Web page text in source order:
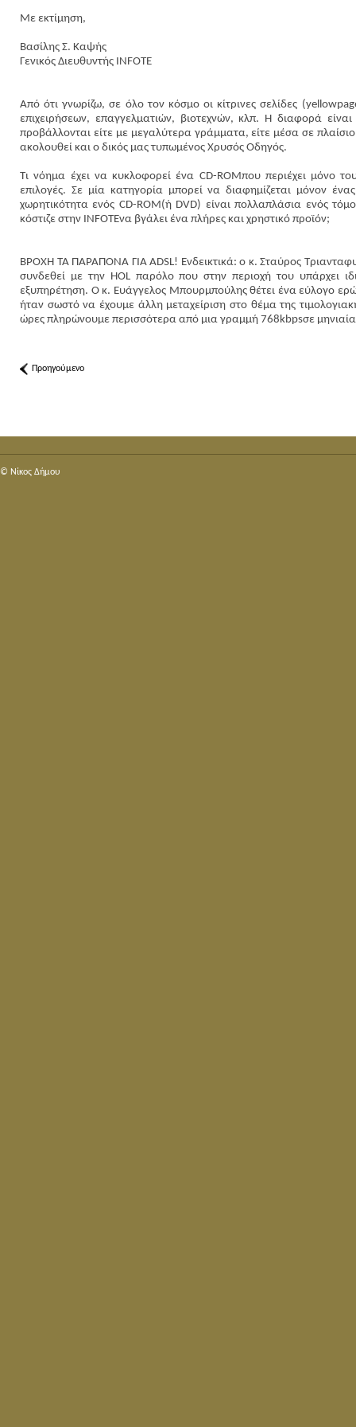
Με εκτίμηση,
Βασίλης Σ. Καψής
Γενικός Διευθυντής INFOTE
Από ότι γνωρίζω, σε όλο τον κόσμο οι κίτρινες σελίδες (yellow
επιχειρήσεων, επαγγελματιών, βιοτεχνών, κλπ. Η διαφορά
προβάλλονται είτε με μεγαλύτερα γράμματα, είτε μέσα σε
ακολουθεί και ο δικός μας τυπωμένος Χρυσός Οδηγός.
Τι νόημα έχει να κυκλοφορεί ένα CD-ROMπου περιέχει μόνο
επιλογές. Σε μία κατηγορία μπορεί να διαφημίζεται μόνον
χωρητικότητα ενός CD-ROM(ή DVD) είναι πολλαπλάσια ενός
κόστιζε στην INFOTEνα βγάλει ένα πλήρες και χρηστικό προϊόν;
ΒΡΟΧΗ ΤΑ ΠΑΡΑΠΟΝΑ ΓΙΑ ADSL! Ενδεικτικά: ο κ. Σταύρος
συνδεθεί με την HOL παρόλο που στην περιοχή του υπάρχει
εξυπηρέτηση. Ο κ. Ευάγγελος Μπουρμπούλης θέτει ένα εύλογο
ήταν σωστό να έχουμε άλλη μεταχείριση στο θέμα της
ώρες πληρώνουμε περισσότερα από μια γραμμή 768kbpsσε
Προηγούμενο
© Nίκος Δήμου